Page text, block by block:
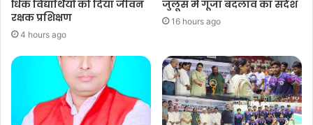
धिक विद्यार्थियों को दिया जीवन
रक्षक प्रशिक्षण
4 hours ago
जुलूस में गूंजा बदलाव का संदेश
16 hours ago